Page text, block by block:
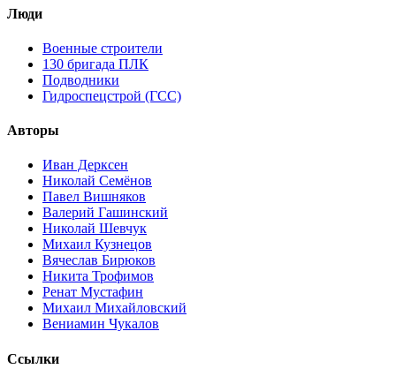
Люди
Военные строители
130 бригада ПЛК
Подводники
Гидроспецстрой (ГСС)
Авторы
Иван Дерксен
Николай Семёнов
Павел Вишняков
Валерий Гашинский
Николай Шевчук
Михаил Кузнецов
Вячеслав Бирюков
Никита Трофимов
Ренат Мустафин
Михаил Михайловский
Вениамин Чукалов
Ссылки